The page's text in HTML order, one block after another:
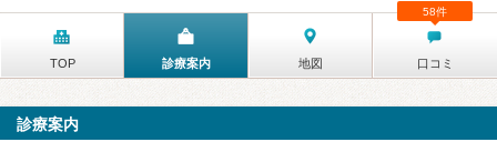
TOP 診療案内 地図 口コミ
58件
診療案内